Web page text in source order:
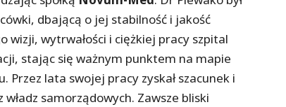
dbającą o jej stabilność i jakość
wizji, wytrwałości i ciężkiej pracy szpital
stając się ważnym punktem na mapie
lata swojej pracy zyskał szacunek i
samorządowych. Zawsze bliski